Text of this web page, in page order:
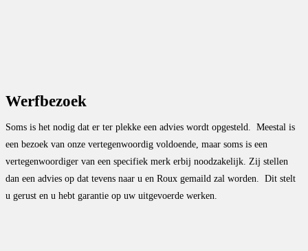
Werfbezoek
Soms is het nodig dat er ter plekke een advies wordt opgesteld. Meestal is
een bezoek van onze vertegenwoordig voldoende, maar soms is een
vertegenwoordiger van een specifiek merk erbij noodzakelijk. Zij stellen
dan een advies op dat tevens naar u en Roux gemaild zal worden. Dit stelt
u gerust en u hebt garantie op uw uitgevoerde werken.